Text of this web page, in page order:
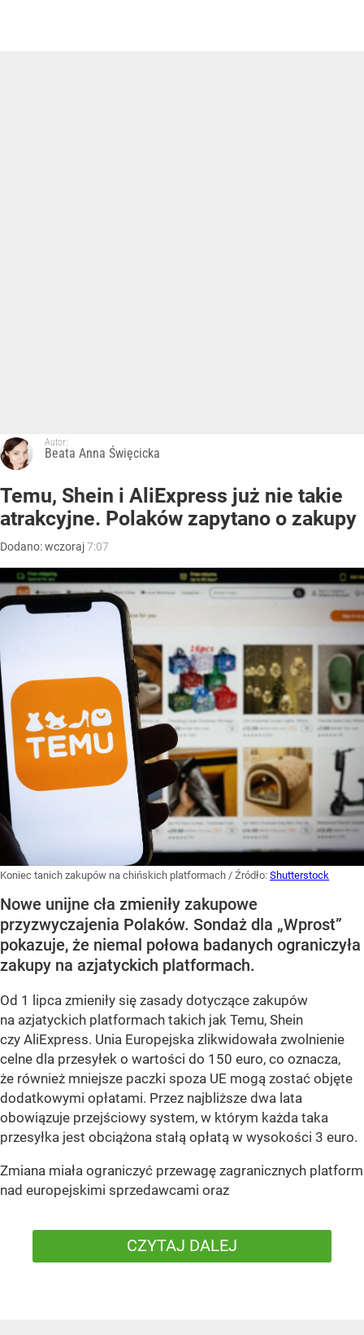
Autor:
Beata Anna Święcicka
Temu, Shein i AliExpress już nie takie
atrakcyjne. Polaków zapytano o zakupy
Dodano:wczoraj7:07
Koniec tanich zakupów na chińskich platformach / Źródło: Shutterstock
Nowe unijne cła zmieniły zakupowe
przyzwyczajenia Polaków. Sondaż dla „Wprost”
pokazuje, że niemal połowa badanych ograniczyła
zakupy na azjatyckich platformach.
Od 1 lipca zmieniły się zasady dotyczące zakupów
na azjatyckich platformach takich jak Temu, Shein
czy AliExpress. Unia Europejska zlikwidowała zwolnienie
celne dla przesyłek o wartości do 150 euro, co oznacza,
że również mniejsze paczki spoza UE mogą zostać objęte
dodatkowymi opłatami. Przez najbliższe dwa lata
obowiązuje przejściowy system, w którym każda taka
przesyłka jest obciążona stałą opłatą w wysokości 3 euro.
Zmiana miała ograniczyć przewagę zagranicznych platform
nad europejskimi sprzedawcami oraz
CZYTAJ DALEJ